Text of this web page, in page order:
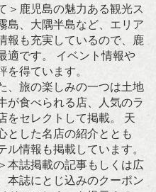
＞鹿児島の魅力ある観光ス
島、大隅半島など、エリア
報も充実しているので、鹿
適です。 イベント情報や
得ています。
、旅の楽しみの一つは土地
が食べられる店、人気のラ
をセレクトして掲載。 天
とした名店の紹介ととも
情報も掲載しています。
本誌掲載の記事もしくは広
本誌にとじ込みのクーポン